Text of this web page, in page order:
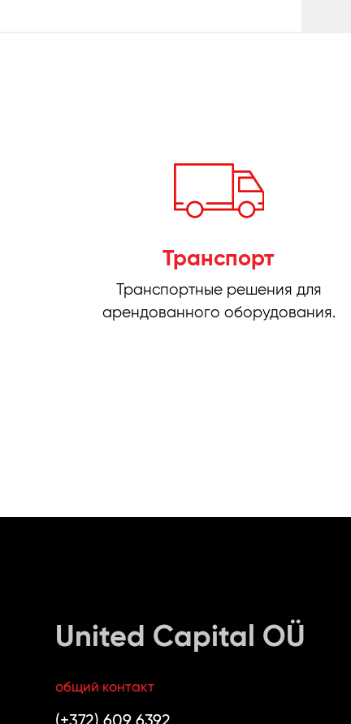
Транспорт
Транспортные решения для
арендованного оборудования.
United Capital OÜ
общий контакт